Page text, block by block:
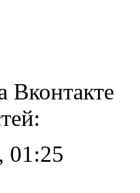
Вконтакте
01:25